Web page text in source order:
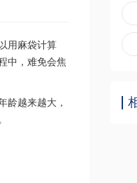
用麻袋计算
中，难免会焦
龄越来越大，